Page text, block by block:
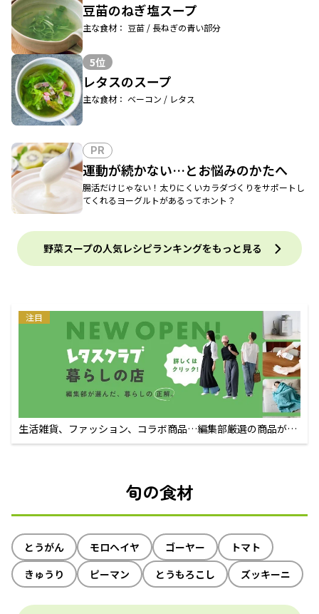
豆苗のねぎ塩スープ
主な食材： 豆苗 / 長ねぎの青い部分
5位
レタスのスープ
主な食材： ベーコン / レタス
PR
運動が続かない…とお悩みのかたへ
腸活だけじゃない！太りにくいカラダづくりをサポートし
てくれるヨーグルトがあるってホント？
野菜スープの人気レシピランキングをもっと見る
注目
生活雑貨、ファッション、コラボ商品…編集部厳選の商品が買
えるECサイト
旬の食材
とうがん モロヘイヤ ゴーヤー
トマト
きゅうり
ピーマン とうもろこし ズッキーニ